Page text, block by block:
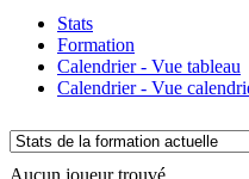
Stats
Formation
Calendrier - Vue tableau
Calendrier - Vue
Aucun joueur trouvé